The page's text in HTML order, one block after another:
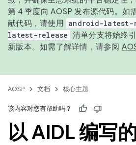
第 4 季度向 AOSP 发布源代码。如
献代码，请使用 android-latest-
latest-release 清单分支将始终
新版本。如需了解详情，请参阅
AOSP 文档 核心主题
该内容对您有帮助吗？
以 AIDL 编写